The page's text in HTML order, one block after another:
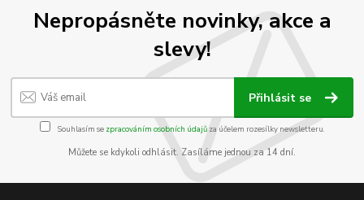
Nepropásněte novinky, akce a
slevy!
Přihlásit se
Souhlasím se zpracováním osobních údajůza účelem rozesílky newsletteru.
Můžete se kdykoli odhlásit. Zasíláme jednou za 14 dní.